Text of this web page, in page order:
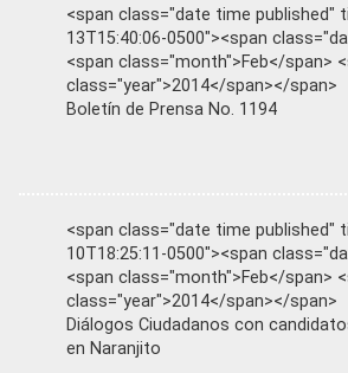
<span class="date time published"
13T15:40:06-0500"><span
<span class="month">Feb</span>
class="year">2014</span></span>
Boletín de Prensa No. 1194
<span class="date time published"
10T18:25:11-0500"><span
<span class="month">Feb</span>
class="year">2014</span></span>
Diálogos Ciudadanos con
en Naranjito